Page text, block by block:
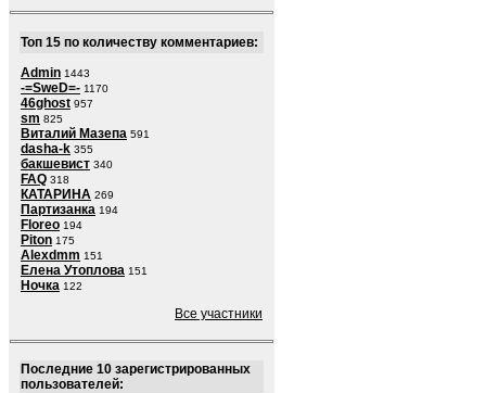
Топ 15 по количеству комментариев:
Admin 1443
-=SweD=- 1170
46ghost 957
sm 825
Виталий Мазепа 591
dasha-k 355
бакшевист 340
FAQ 318
КАТАРИНА 269
Партизанка 194
Floreo 194
Piton 175
Alexdmm 151
Елена Утоплова 151
Ночка 122
Все участники
Последние 10 зарегистрированных
пользователей: